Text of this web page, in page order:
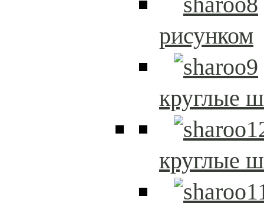
рисунком
круглые
круглые